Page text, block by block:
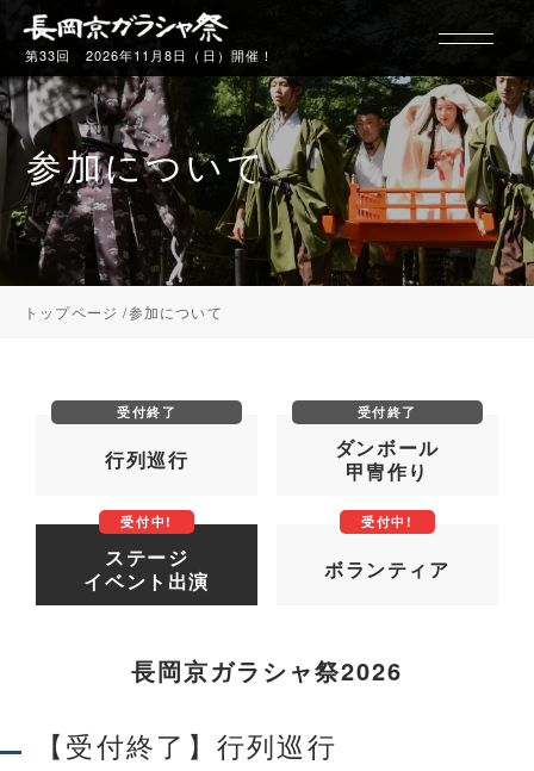
第33回 2026年11月8日（日）開催！
行列について
ギャラリー
参加について
トップページ 参加について
行列巡行
ダンボール
甲冑作り
ステージ
イベント出演
ボランティア
長岡京ガラシャ祭2026
【受付終了】行列巡行